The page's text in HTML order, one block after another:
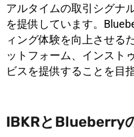
アルタイムの取引シグナ
を提供しています。
ィング体験を向上させる
ットフォーム、インスト
ビスを提供することを目
IBKRとBlueberry